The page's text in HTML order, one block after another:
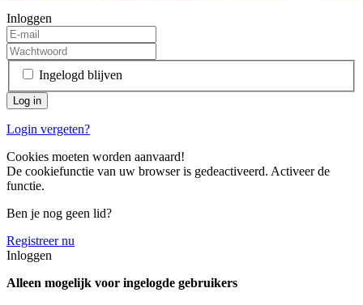
Inloggen
Ingelogd blijven
Login vergeten?
Cookies moeten worden aanvaard!
De cookiefunctie van uw browser is gedeactiveerd. Activeer de
functie.
Ben je nog geen lid?
Registreer nu
Inloggen
Alleen mogelijk voor ingelogde gebruikers